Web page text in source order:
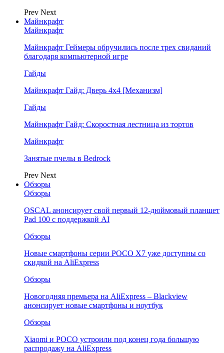
Prev Next
Майнкрафт
Майнкрафт
Майнкрафт Геймеры обручились после трех свиданий
благодаря компьютерной игре
Гайды
Майнкрафт Гайд: Дверь 4х4 [Механизм]
Гайды
Майнкрафт Гайд: Скоростная лестница из тортов
Майнкрафт
Занятые пчелы в Bedrock
Prev Next
Обзоры
Обзоры
OSCAL анонсирует свой первый 12-дюймовый планшет
Pad 100 с поддержкой AI
Обзоры
Новые смартфоны серии POCO X7 уже доступны со
скидкой на AliExpress
Обзоры
Новогодняя премьера на AliExpress – Blackview
анонсирует новые смартфоны и ноутбук
Обзоры
Xiaomi и POCO устроили под конец года большую
распродажу на AliExpress